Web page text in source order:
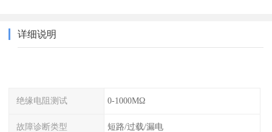
详细说明
绝缘电阻测试 0-1000MΩ
故障诊断类型 短路/过载/漏电